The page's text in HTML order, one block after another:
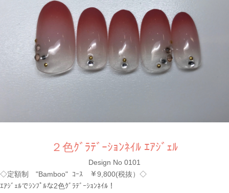
２色ｸﾞﾗﾃﾞｰｼｮﾝﾈｲﾙ ｴｱｼﾞｪﾙ
Design No 0101
◇定額制 "Bamboo" ｺｰｽ ￥9,800(税抜）◇
ｴｱｼﾞｪﾙでｼﾝﾌﾟﾙな2色ｸﾞﾗﾃﾞｰｼｮﾝﾈｲﾙ！